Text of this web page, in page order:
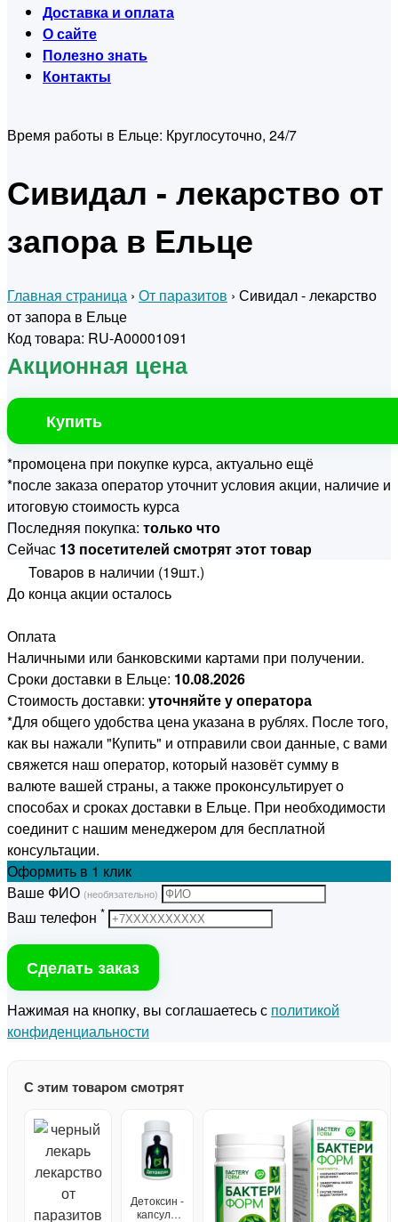
Доставка и оплата
О сайте
Полезно знать
Контакты
Время работы в Ельце: Круглосуточно, 24/7
Сивидал - лекарство от
запора в Ельце
Главная страница › От паразитов › Сивидал - лекарство
от запора в Ельце
Код товара: RU-A00001091
Акционная цена
Купить
*промоцена при покупке курса, актуально ещё
*после заказа оператор уточнит условия акции, наличие и
итоговую стоимость курса
Последняя покупка: только что
Сейчас 13 посетителей смотрят этот товар
Товаров в наличии (19шт.)
До конца акции осталось
Оплата
Наличными или банковскими картами при получении.
Сроки доставки в Ельце: 10.08.2026
Стоимость доставки: уточняйте у оператора
*Для общего удобства цена указана в рублях. После того,
как вы нажали "Купить" и отправили свои данные, с вами
свяжется наш оператор, который назовёт сумму в
валюте вашей страны, а также проконсультирует о
способах и сроках доставки в Ельце. При необходимости
соединит с нашим менеджером для бесплатной
консультации.
Оформить в 1 клик
Ваше ФИО (необязательно)
Ваш телефон *
Сделать заказ
Нажимая на кнопку, вы соглашаетесь с политикой
конфиденциальности
С этим товаром смотрят
Детоксин -
капсулы